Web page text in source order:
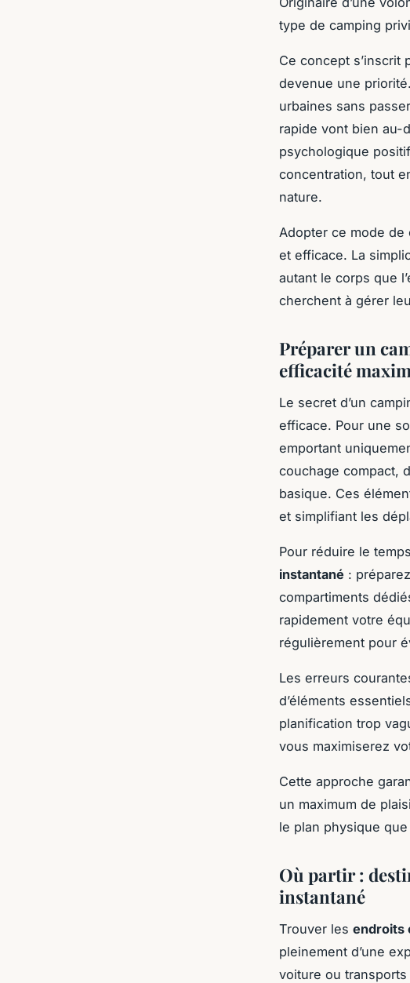
type de camping
Ce concept s’inscrit
devenue une
urbaines sans
rapide vont bien au-
psychologique
concentration, tout
nature.
Adopter ce mode de
et efficace. La
autant le corps que
cherchent à gérer
Préparer un
efficacité
Le secret d’un
efficace. Pour une
emportant
couchage compact,
basique. Ces
et simplifiant les
Pour réduire le
instantané :
compartiments
rapidement votre
régulièrement pour
Les erreurs
d’éléments
planification trop
vous maximiserez
Cette approche
un maximum de
le plan physique que
Où partir :
instantané
Trouver les endroits
pleinement d’une
voiture ou